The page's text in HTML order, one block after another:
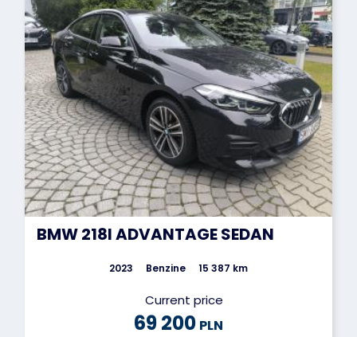
BMW 218I ADVANTAGE SEDAN
2023 Benzine 15 387 km
Current price
69 200 PLN